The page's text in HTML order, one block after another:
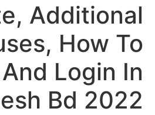
Additional
How To
Login In
Bd 2022